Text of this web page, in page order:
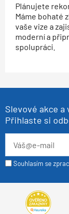
Plánujete
Máme bohaté
vaše vize a
moderní a
spolupráci.
Slevové akce
Přihlaste si
Souhlasím se